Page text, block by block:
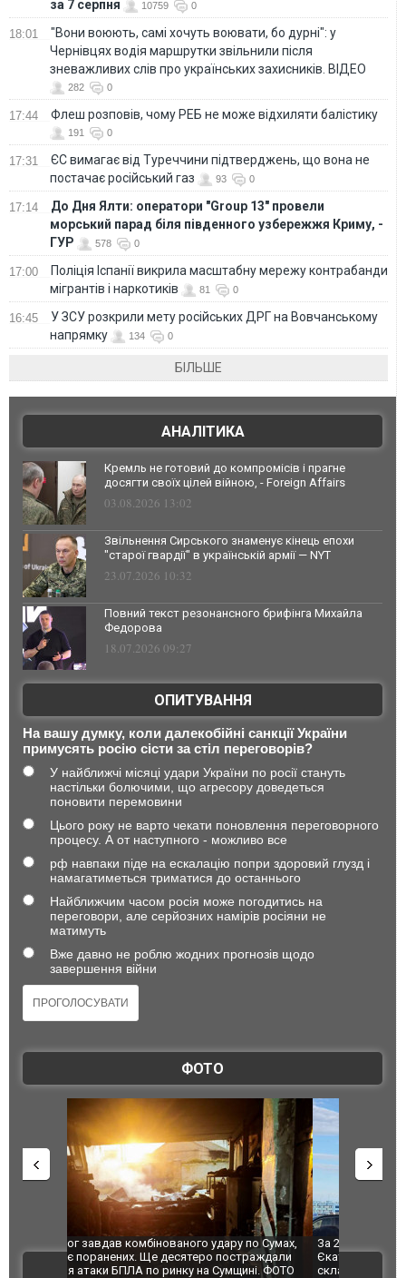
за 7 серпня 10759 0
18:01
"Вони воюють, самі хочуть воювати, бо дурні": у
Чернівцях водія маршрутки звільнили після
зневажливих слів про українських захисників. ВІДЕО
282 0
17:44 Флеш розповів, чому РЕБ не може відхиляти балістику
191 0
17:31
ЄС вимагає від Туреччини підтверджень, що вона не
постачає російський газ
93 0
17:14
До Дня Ялти: оператори "Group 13" провели
морський парад біля південного узбережжя Криму, -
ГУР
578 0
17:00
Поліція Іспанії викрила масштабну мережу контрабанди
мігрантів і наркотиків
81 0
16:45
У ЗСУ розкрили мету російських ДРГ на Вовчанському
напрямку
134 0
БІЛЬШЕ
АНАЛІТИКА
Кремль не готовий до компромісів і прагне
досягти своїх цілей війною, - Foreign Affairs
03.08.2026 13:02
Звільнення Сирського знаменує кінець епохи
"старої гвардії" в українській армії — NYT
23.07.2026 10:32
Повний текст резонансного брифінга Михайла
Федорова
18.07.2026 09:27
ОПИТУВАННЯ
На вашу думку, коли далекобійні санкції України
примусять росію сісти за стіл переговорів?
У найближчі місяці удари України по росії стануть
настільки болючими, що агресору доведеться
поновити перемовини
Цього року не варто чекати поновлення переговорного
процесу. А от наступного - можливо все
рф навпаки піде на ескалацію попри здоровий глузд і
намагатиметься триматися до останнього
Найближчим часом росія може погодитись на
переговори, але серйозних намірів росіяни не
матимуть
Вже давно не роблю жодних прогнозів щодо
завершення війни
ФОТО
За 2000 кілометрів від кордону з Україною: в
Єкатеринбурзі після атаки дронів загорівся
склад Wildberries. ФОТО. ВІДЕО
"Мої
ВІДЕО